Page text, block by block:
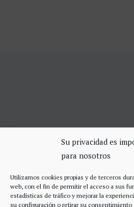
Su privacidad es
para nosotros
Utilizamos cookies propias y de terceros
web, con el fin de permitir el acceso a sus
estadísticas de tráfico y mejorar la
su configuración o retirar su
SERVICIOS DE
Apertura Puertas
Cerraduras de alta
Accesos